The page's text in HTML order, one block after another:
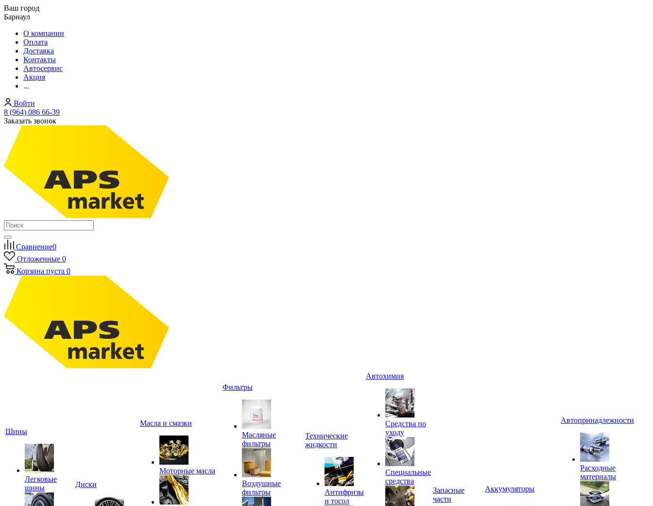
Ваш город
Барнаул
О компании
Оплата
Доставка
Контакты
Автосервис
Акция
...
Войти
8 (964) 086 66-39
Заказать звонок
Сравнение0
Отложенные 0
Корзина пуста 0
Шины
Легковые
шины
Диски
Масла и смазки
Моторные масла
Фильтры
Масляные
фильтры
Воздушные
фильтры
Технические
жидкости
Антифризы
и тосол
Автохимия
Средства по
уходу
Специальные
средства
Запасные
части
Аккумуляторы
Автопринадлежности
Расходные
материалы